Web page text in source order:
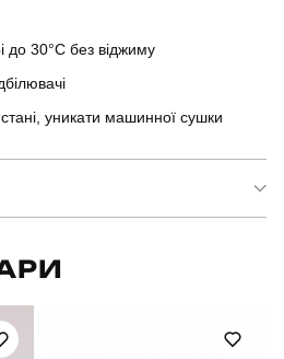
до 30°C без віджиму
уникати машинної сушки
TSpl699Sre